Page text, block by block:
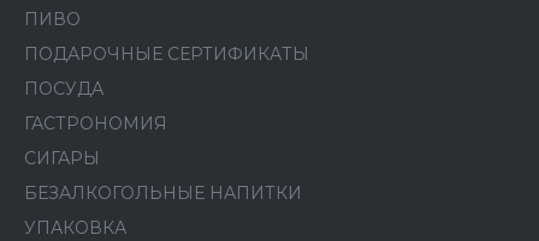
ПИВО
ПОДАРОЧНЫЕ СЕРТИФИКАТЫ
ПОСУДА
ГАСТРОНОМИЯ
СИГАРЫ
БЕЗАЛКОГОЛЬНЫЕ НАПИТКИ
УПАКОВКА